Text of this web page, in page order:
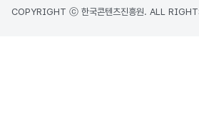
COPYRIGHT ⓒ 한국콘텐츠진흥원. ALL